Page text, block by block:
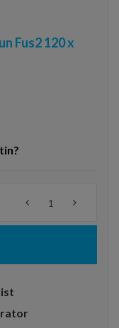
Fus2 120 x